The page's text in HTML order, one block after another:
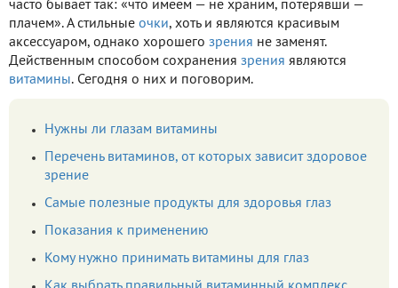
часто бывает так: «что имеем — не храним, потерявши —
плачем». А стильные очки, хоть и являются красивым
аксессуаром, однако хорошего зрения не заменят.
Действенным способом сохранения зрения являются
витамины. Сегодня о них и поговорим.
Нужны ли глазам витамины
Перечень витаминов, от которых зависит здоровое
зрение
Самые полезные продукты для здоровья глаз
Показания к применению
Кому нужно принимать витамины для глаз